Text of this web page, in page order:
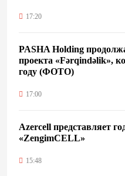
17:20
PASHA Holding
проекта «Fərqindəlik»,
году (ФОТО)
17:00
Azercell представляет
«ZengimCELL»
15:48